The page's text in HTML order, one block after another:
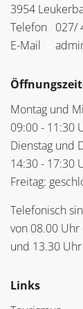
3954
Telefon 027/
E-Mail
Montag und
09:00 - 11:30
Dienstag und
14:30 - 17:30
Freitag:
Telefonisch
von 08.00
und 13.30
Links